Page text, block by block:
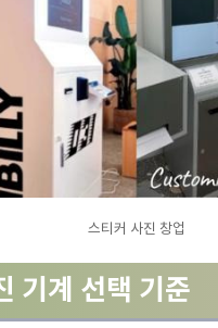
스티커 사진 창업
기계 선택 기준